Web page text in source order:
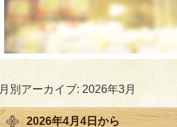
月別アーカイブ: 2026年3月
2026年4月4日から